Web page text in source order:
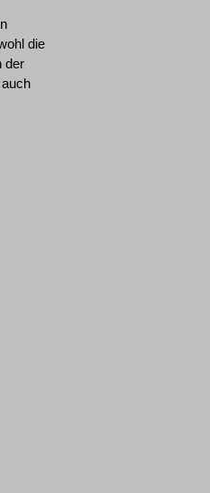
die
der